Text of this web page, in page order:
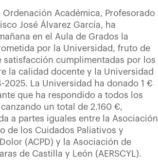
Ordenación Académica, Profesorado
José Álvarez García, ha
en el Aula de Grados la
por la Universidad, fruto de
satisfacción cumplimentadas por los
la calidad docente y la Universidad
2025. La Universidad ha donado 1 €
que ha respondido a todos los
un total de 2.160 €,
a partes iguales entre la Asociación
de los Cuidados Paliativos y
(ACPD) y la Asociación de
de Castilla y León (AERSCYL).